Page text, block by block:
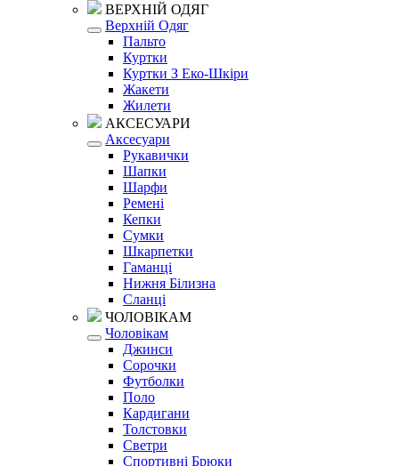
ВЕРХНІЙ ОДЯГ
Верхній Одяг
Пальто
Куртки
Куртки З Еко-Шкіри
Жакети
Жилети
АКСЕСУАРИ
Аксесуари
Рукавички
Шапки
Шарфи
Ремені
Кепки
Сумки
Шкарпетки
Гаманці
Нижня Білизна
Сланці
ЧОЛОВІКАМ
Чоловікам
Джинси
Сорочки
Футболки
Поло
Кардигани
Толстовки
Светри
Спортивні Брюки